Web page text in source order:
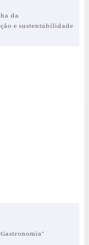
da
e sustentabilidade